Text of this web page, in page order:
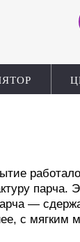
парча.
—
с